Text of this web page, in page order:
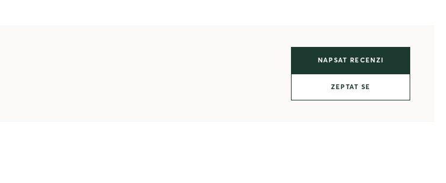
NAPSAT RECENZI
ZEPTAT SE